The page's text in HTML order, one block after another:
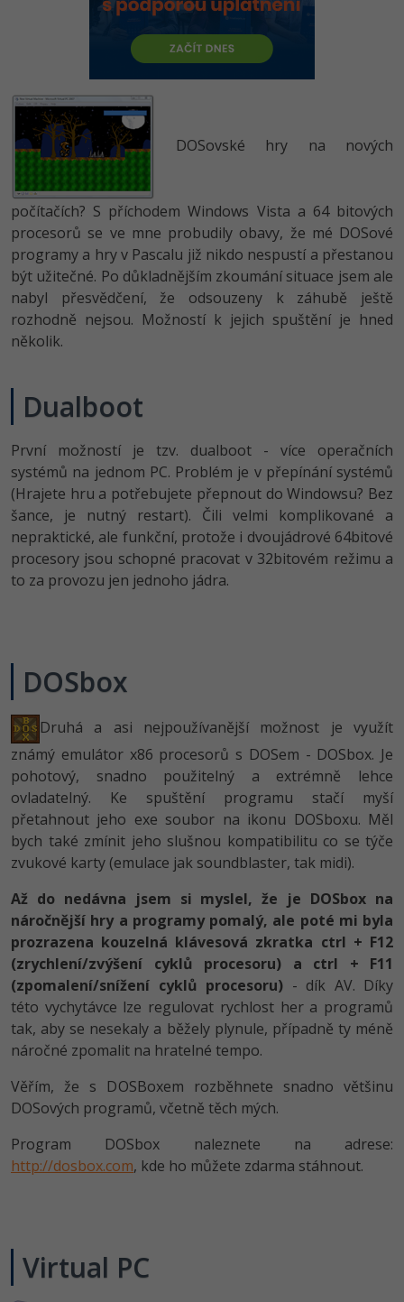
HTML5, CSS3, Bootstrap, SEO
SQL a databáze
Testování a verzování
UML a návrhové vzory
React
Spring
ASP.NET MVC
Django
JavaScript
Python
HTML / CSS
UML a návrhové vzory
MySQL/MariaDB
MS-SQL
SQLite
Vývojář mobilních aplikací
Specialista na AI a bigdata
C# Game developer
Webdesigner
Tester
Systémový administrátor
Grafik / UX/UI návrhář
3D grafik
Databázový analytik
WordPress specialista
SEO specialista
Python -80%
JavaScript -80%
PHP -80%
C++ -80%
Swift -80%
Kotlin -80%
C -80%
VB.NET
Návrh SW
Umělá inteligence (AI) -10%
Pro děti
Více
Digitální gramotnost
Marketing -30%
WordPress
SEO -30%
UX
Business
Kryptoměny -25%
Copywriting -30%
Google Dokumenty
Time management
Windows
Linux
Sítě
Fórum
Kurzy designu
HTML/CSS -80%
Photoshop -80%
Adobe Illustrator -80%
Adobe Lightroom -30%
Adobe XD -15%
Adobe InDesign -25%
Adobe After Effects
Blender
Fotografování -80%
Příběhy absolventů
Blog
Kariéra
Pro firmy
DOSovské hry na nových
počítačích? S příchodem Windows Vista a 64 bitových
procesorů se ve mne probudily obavy, že mé DOSové
programy a hry v Pascalu již nikdo nespustí a přestanou
být užitečné. Po důkladnějším zkoumání situace jsem ale
nabyl přesvědčení, že odsouzeny k záhubě ještě
rozhodně nejsou. Možností k jejich spuštění je hned
několik.
Dualboot
První možností je tzv. dualboot - více operačních
systémů na jednom PC. Problém je v přepínání systémů
(Hrajete hru a potřebujete přepnout do Windowsu? Bez
šance, je nutný restart). Čili velmi komplikované a
nepraktické, ale funkční, protože i dvoujádrové 64bitové
procesory jsou schopné pracovat v 32bitovém režimu a
to za provozu jen jednoho jádra.
DOSbox
Druhá a asi nejpoužívanější možnost je využít
známý emulátor x86 procesorů s DOSem - DOSbox. Je
pohotový, snadno použitelný a extrémně lehce
ovladatelný. Ke spuštění programu stačí myší
přetahnout jeho exe soubor na ikonu DOSboxu. Měl
bych také zmínit jeho slušnou kompatibilitu co se týče
zvukové karty (emulace jak soundblaster, tak midi).
Až do nedávna jsem si myslel, že je DOSbox na
náročnější hry a programy pomalý, ale poté mi byla
prozrazena kouzelná klávesová zkratka ctrl + F12
(zrychlení/zvýšení cyklů procesoru) a ctrl + F11
(zpomalení/snížení cyklů procesoru) - dík AV. Díky
této vychytávce lze regulovat rychlost her a programů
tak, aby se nesekaly a běžely plynule, případně ty méně
náročné zpomalit na hratelné tempo.
Věřím, že s DOSBoxem rozběhnete snadno většinu
DOSových programů, včetně těch mých.
Program DOSbox naleznete na adrese:
http://dosbox.com, kde ho můžete zdarma stáhnout.
Virtual PC